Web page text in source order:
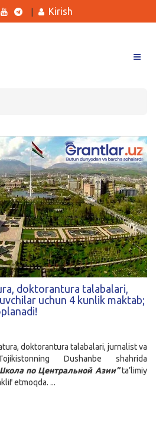
Kirish
doktorantura talabalari,
uchun 4 kunlik maktab;
doktorantura talabalari, jurnalist va
Dushanbe shahrida
по Центральной Азии”ta’limiy
etmoqda. ...